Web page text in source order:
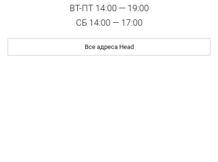
ВТ-ПТ 14:00 — 19:00
СБ 14:00 — 17:00
Все адреса Head